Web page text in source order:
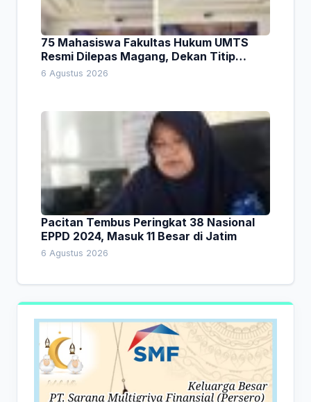
75 Mahasiswa Fakultas Hukum UMTS
Resmi Dilepas Magang, Dekan Titip
Empat Pesan Penting
6 Agustus 2026
Pacitan Tembus Peringkat 38 Nasional
EPPD 2024, Masuk 11 Besar di Jatim
6 Agustus 2026